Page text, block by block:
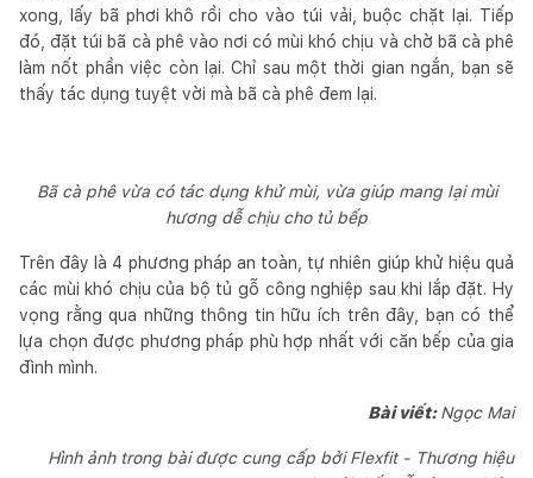
xong, lấy bã phơi khô rồi cho vào túi vải, buộc chặt lại. Tiếp
đó, đặt túi bã cà phê vào nơi có mùi khó chịu và chờ bã cà phê
làm nốt phần việc còn lại. Chỉ sau một thời gian ngắn, bạn sẽ
thấy tác dụng tuyệt vời mà bã cà phê đem lại.
Bã cà phê vừa có tác dụng khử mùi, vừa giúp mang lại mùi
hương dễ chịu cho tủ bếp
Trên đây là 4 phương pháp an toàn, tự nhiên giúp khử hiệu quả
các mùi khó chịu của bộ tủ gỗ công nghiệp sau khi lắp đặt. Hy
vọng rằng qua những thông tin hữu ích trên đây, bạn có thể
lựa chọn được phương pháp phù hợp nhất với căn bếp của gia
đình mình.
Bài viết:Ngọc Mai
Hình ảnh trong bài được cung cấp bởi Flexfit - Thương hiệu